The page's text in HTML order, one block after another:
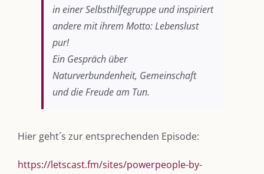
in einer Selbsthilfegruppe und inspiriert
andere mit ihrem Motto: Lebenslust
pur!
Ein Gespräch über
Naturverbundenheit, Gemeinschaft
und die Freude am Tun.
Hier geht´s zur entsprechenden Episode:
https://letscast.fm/sites/powerpeople-by-
DIE KULMBLOGGERA
Podcast
Kooperationen
Leistungen – Buchungen